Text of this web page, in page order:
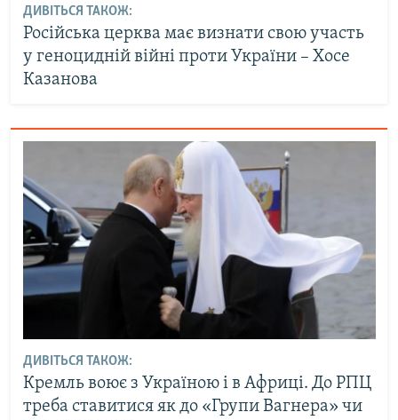
ДИВІТЬСЯ ТАКОЖ:
Російська церква має визнати свою участь
у геноцидній війні проти України – Хосе
Казанова
ДИВІТЬСЯ ТАКОЖ:
Кремль воює з Україною і в Африці. До РПЦ
треба ставитися як до «Групи Вагнера» чи